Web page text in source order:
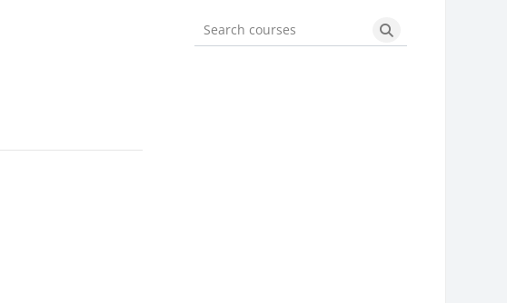
Search courses Search courses